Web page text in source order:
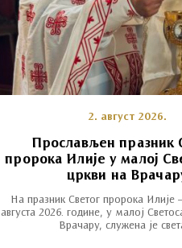
2. август 2026.
Прослављен празник
пророка Илије у малој
цркви на
На празник Светог пророка Илије
августа 2026. године, у малој
Врачару, служена је